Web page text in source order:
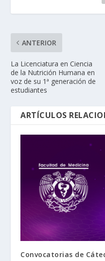
ANTERIOR
La Licenciatura en Ciencia
de la Nutrición Humana en
voz de su 1ª generación de
estudiantes
ARTÍCULOS
Convocatorias de